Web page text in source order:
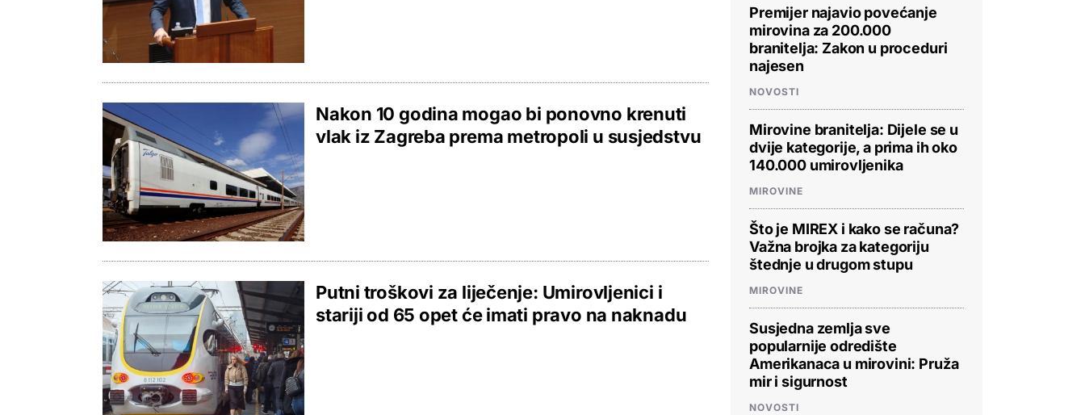
Nakon 10 godina mogao bi ponovno krenuti
vlak iz Zagreba prema metropoli u susjedstvu
Putni troškovi za liječenje: Umirovljenici i
stariji od 65 opet će imati pravo na naknadu
Premijer najavio povećanje
mirovina za 200.000
branitelja: Zakon u proceduri
najesen
NOVOSTI
Mirovine branitelja: Dijele se u
dvije kategorije, a prima ih oko
140.000 umirovljenika
MIROVINE
Što je MIREX i kako se računa?
Važna brojka za kategoriju
štednje u drugom stupu
MIROVINE
Susjedna zemlja sve
popularnije odredište
Amerikanaca u mirovini: Pruža
mir i sigurnost
NOVOSTI